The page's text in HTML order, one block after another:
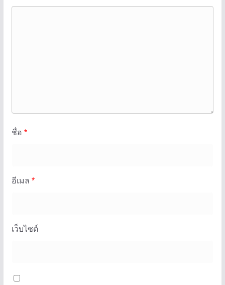
ชื่อ *
อีเมล *
เว็บไซต์